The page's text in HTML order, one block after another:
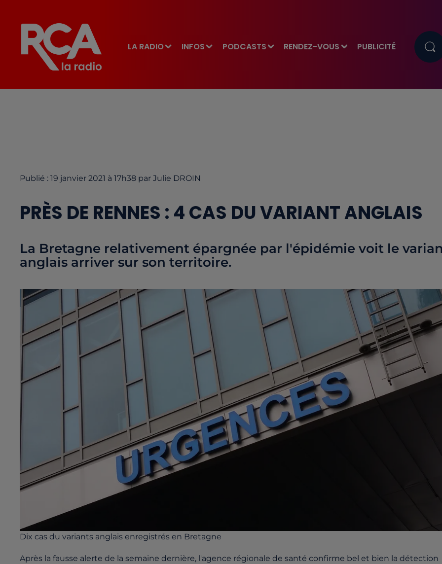
LA RADIO INFOS PODCASTS RENDEZ-VOUS PUBLICITÉ
Publié : 19 janvier 2021 à 17h38 par Julie DROIN
PRÈS DE RENNES : 4 CAS DU VARIANT ANGLAIS
La Bretagne relativement épargnée par l'épidémie voit le
anglais arriver sur son territoire.
Dix cas du variants anglais enregistrés en Bretagne
Après la fausse alerte de la semaine dernière, l'agence régionale de santé confirme bel et bien la détection